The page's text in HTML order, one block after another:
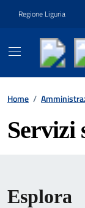
Regione Liguria
Home /
Servizi
Esplora